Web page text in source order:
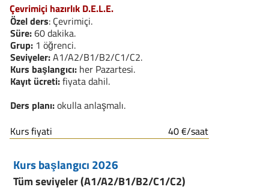
Çevrimiçi hazırlık D.E.L.E.
Özel ders: Çevrimiçi.
Süre:60 dakika.
Grup: 1 öğrenci.
Seviyeler:A1/A2/B1/B2/C1/C2.
Kurs başlangıcı: her Pazartesi.
Kayıt ücreti:fiyata dahil.
Ders planı:okulla anlaşmalı.
Kurs fiyati
40 €/saat
Kurs başlangıcı 2026
Tüm seviyeler (A1/A2/B1/B2/C1/C2)